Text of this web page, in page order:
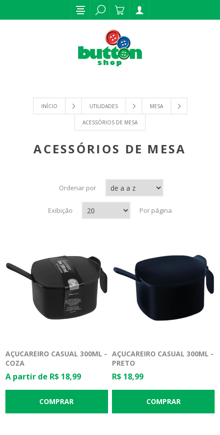
INÍCIO UTILIDADES MESA
ACESSÓRIOS DE MESA
ACESSÓRIOS DE MESA
Ordenar por
Exibição Por página
AÇUCAREIRO CASUAL 300ML -
COZA
A partir de R$ 18,99
AÇUCAREIRO CASUAL 300ML -
PRETO
R$ 18,99